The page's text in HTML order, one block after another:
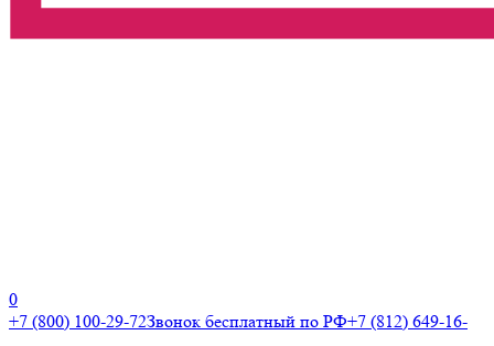
0
+7 (800) 100-29-72Звонок бесплатный по РФ+7 (812) 649-16-